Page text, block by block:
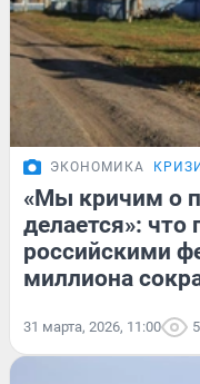
ЭКОНОМИКА
«Мы кричим о
делается»: что
российскими
миллиона
31 марта, 2026, 11:00